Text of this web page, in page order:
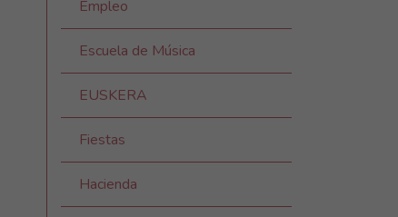
Empleo
Escuela de Música
EUSKERA
Fiestas
Hacienda